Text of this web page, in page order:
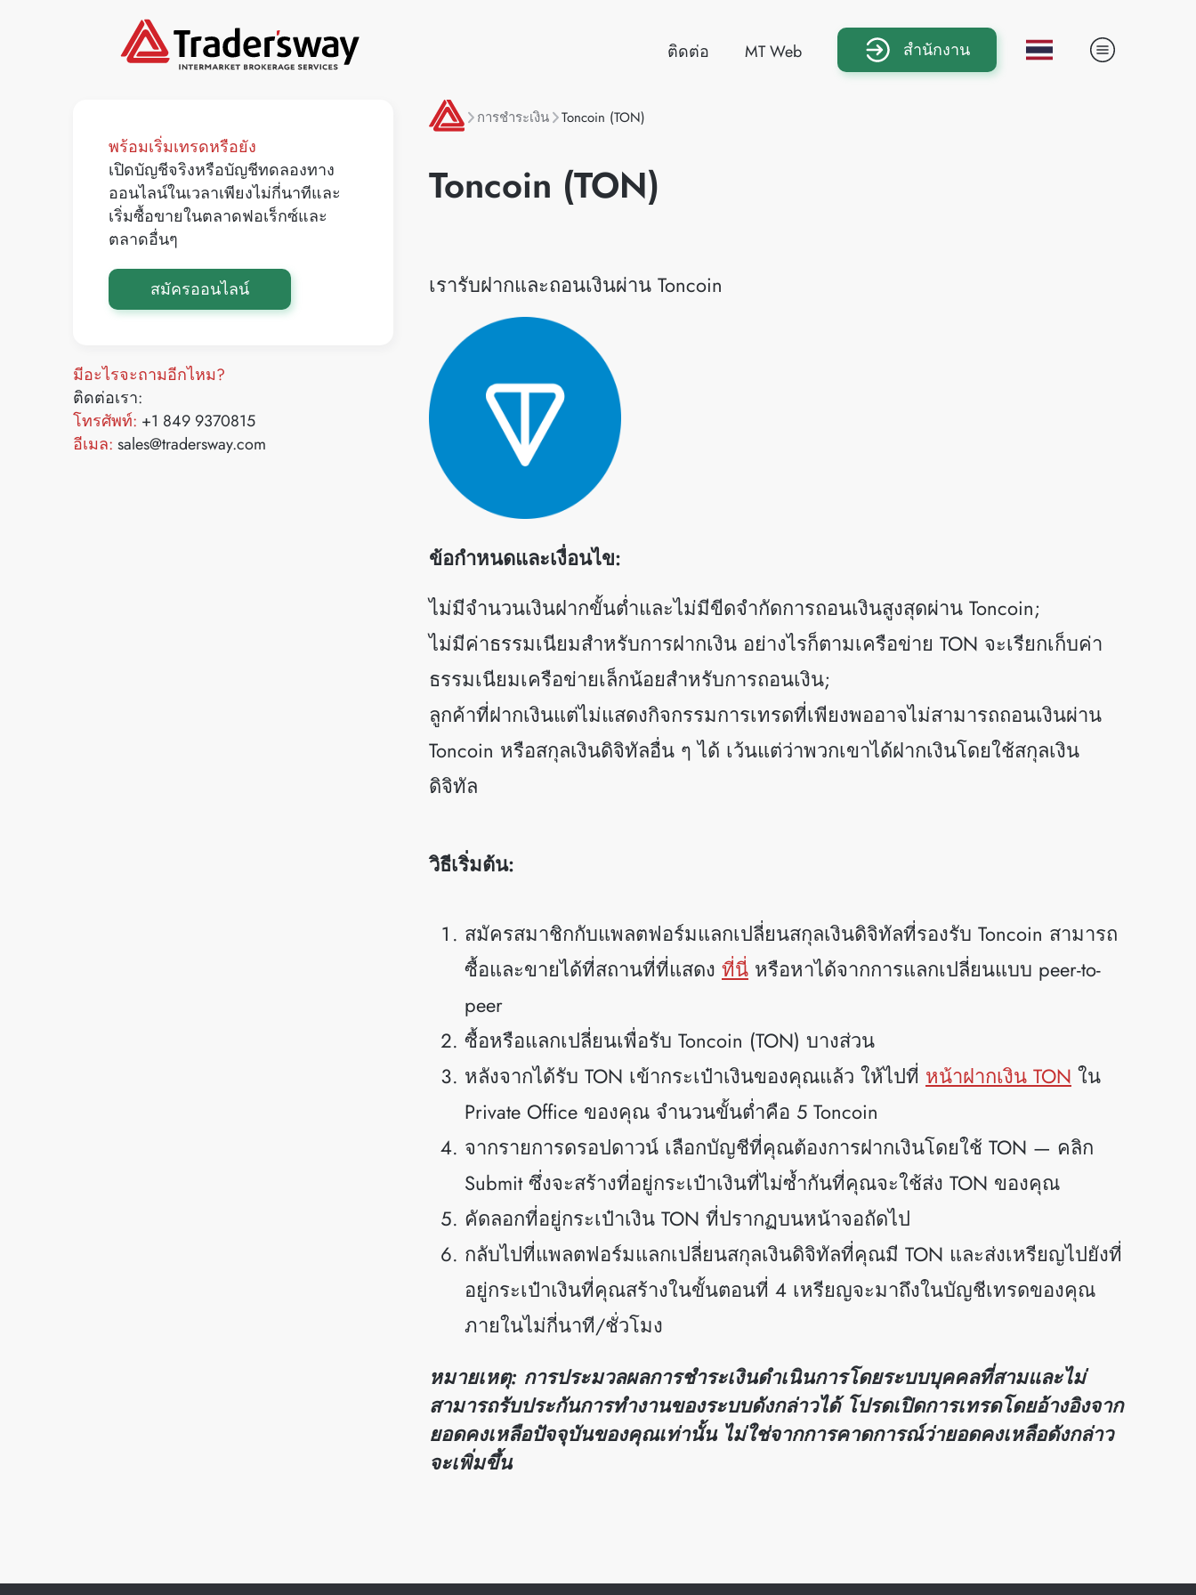
ติดต่อ MT Web สำนักงาน
พร้อมเริ่มเทรดหรือยัง
เปิดบัญชีจริงหรือบัญชีทดลองทาง
ออนไลน์ในเวลาเพียงไม่กี่นาทีและ
เริ่มซื้อขายในตลาดฟอเร็กซ์และ
ตลาดอื่นๆ
สมัครออนไลน์
มีอะไรจะถามอีกไหม?
ติดต่อเรา:
โทรศัพท์: +1 849 9370815
อีเมล: sales@tradersway.com
การชำระเงิน Toncoin (TON)
Toncoin (TON)
เรารับฝากและถอนเงินผ่าน Toncoin
ข้อกำหนดและเงื่อนไข:
ไม่มีจำนวนเงินฝากขั้นต่ำและไม่มีขีดจำกัดการถอนเงินสูงสุดผ่าน Toncoin;
ไม่มีค่าธรรมเนียมสำหรับการฝากเงิน อย่างไรก็ตามเครือข่าย TON จะเรียกเก็บค่า
ธรรมเนียมเครือข่ายเล็กน้อยสำหรับการถอนเงิน;
ลูกค้าที่ฝากเงินแต่ไม่แสดงกิจกรรมการเทรดที่เพียงพออาจไม่สามารถถอนเงินผ่าน
Toncoin หรือสกุลเงินดิจิทัลอื่น ๆ ได้ เว้นแต่ว่าพวกเขาได้ฝากเงินโดยใช้สกุลเงิน
ดิจิทัล
วิธีเริ่มต้น:
สมัครสมาชิกกับแพลตฟอร์มแลกเปลี่ยนสกุลเงินดิจิทัลที่รองรับ Toncoin สามารถ
ซื้อและขายได้ที่สถานที่ที่แสดง ที่นี่ หรือหาได้จากการแลกเปลี่ยนแบบ peer-to-
peer
ซื้อหรือแลกเปลี่ยนเพื่อรับ Toncoin (TON) บางส่วน
หลังจากได้รับ TON เข้ากระเป๋าเงินของคุณแล้ว ให้ไปที่ หน้าฝากเงิน TON ใน
Private Office ของคุณ จำนวนขั้นต่ำคือ 5 Toncoin
จากรายการดรอปดาวน์ เลือกบัญชีที่คุณต้องการฝากเงินโดยใช้ TON — คลิก
Submit ซึ่งจะสร้างที่อยู่กระเป๋าเงินที่ไม่ซ้ำกันที่คุณจะใช้ส่ง TON ของคุณ
คัดลอกที่อยู่กระเป๋าเงิน TON ที่ปรากฏบนหน้าจอถัดไป
กลับไปที่แพลตฟอร์มแลกเปลี่ยนสกุลเงินดิจิทัลที่คุณมี TON และส่งเหรียญไปยังที่
อยู่กระเป๋าเงินที่คุณสร้างในขั้นตอนที่ 4 เหรียญจะมาถึงในบัญชีเทรดของคุณ
ภายในไม่กี่นาที/ชั่วโมง
หมายเหตุ: การประมวลผลการชำระเงินดำเนินการโดยระบบบุคคลที่สามและไม่
สามารถรับประกันการทำงานของระบบดังกล่าวได้ โปรดเปิดการเทรดโดยอ้างอิงจาก
ยอดคงเหลือปัจจุบันของคุณเท่านั้น ไม่ใช่จากการคาดการณ์ว่ายอดคงเหลือดังกล่าว
จะเพิ่มขึ้น